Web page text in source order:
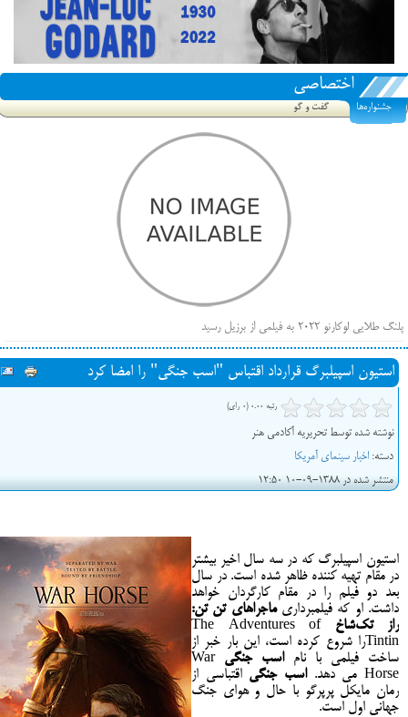
اختصاصی
جشنواره‌ها گفت و گو
پلنگ طلایی لوکارنو ۲۰۲۲ به فیلمی از برزیل رسید
فهرست فیلم‌های بخش مسابقه جشنواره فیلم ونیز ۲۰۲۲ مشخص شد، سهم پررنگ ایرانی‌ها
بیرون راندن فیلم‌های منتسب به حامیان کرملین از جشنواره کن، راه برای مستقل‌ها باز است
استیون اسپیلبرگ قرارداد اقتباس "اسب جنگی" را امضا کرد
رتبه 0.00 (0 رای)
نوشته شده توسط تحریریه آکادمی هنر
دسته: اخبار سینمای آمریکا
منتشر شده در 1388-09-10 12:50
استیون اسپیلبرگ که در سه سال اخیر بیشتر
در مقام تهیه کننده ظاهر شده است. در سال
بعد دو فیلم را در مقام کارگردان خواهد
داشت. او که فیلمبرداریماجراهای تن تن:
راز تکشاخThe Adventures of
Tintinرا شروع کرده است، این بار خبر از
ساخت فیلمی با ناماسب جنگیWar
Horseمی دهد.اسب جنگیاقتباسی از
رمان مایکل پرپرگو با حال و هوای جنگ
جهانی اول است.